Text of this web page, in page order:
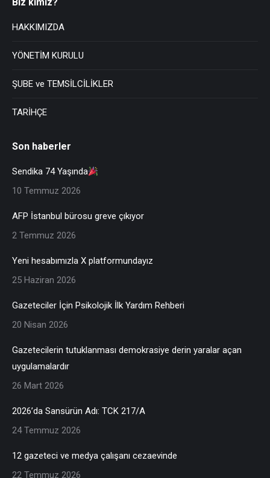
Biz kimiz?
HAKKIMIZDA
YÖNETİM KURULU
ŞUBE ve TEMSİLCİLİKLER
TARİHÇE
Son haberler
Sendika 74 Yaşında
10 Temmuz 2026
AFP İstanbul bürosu greve çıkıyor
2 Temmuz 2026
Yeni hesabımızla X platformundayız
25 Haziran 2026
Gazeteciler İçin Psikolojik İlk Yardım Rehberi
20 Nisan 2026
Gazetecilerin tutuklanması demokrasiye derin yaralar açan
uygulamalardır
26 Mart 2026
2026’da Sansürün Adı: TCK 217/A
24 Temmuz 2026
12 gazeteci ve medya çalışanı cezaevinde
22 Temmuz 2026